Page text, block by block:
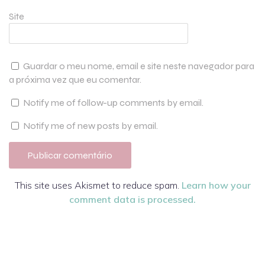
Site
Guardar o meu nome, email e site neste navegador para
a próxima vez que eu comentar.
Notify me of follow-up comments by email.
Notify me of new posts by email.
This site uses Akismet to reduce spam. Learn how your
comment data is processed.